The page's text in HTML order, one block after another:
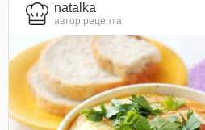
natalka
автор рецепта